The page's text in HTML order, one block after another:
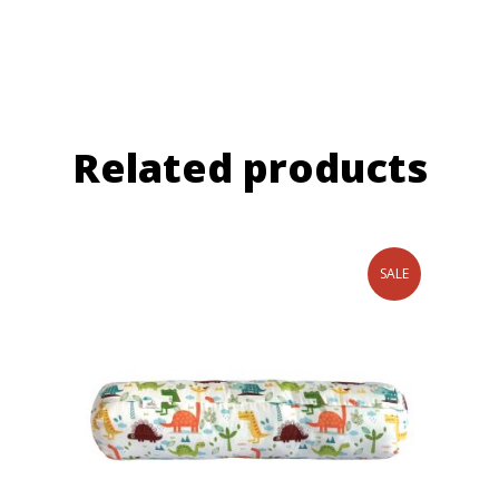
Related products
SALE